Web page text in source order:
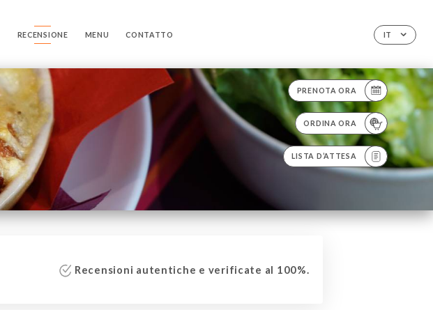
IT
RECENSIONE MENU CONTATTO
PRENOTA ORA
ORDINA ORA
LISTA D’ATTESA
Recensioni autentiche e verificate al 100%.